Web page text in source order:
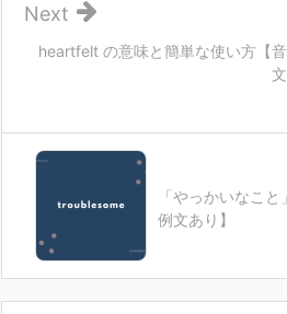
heartfelt の意味と簡単な使い方【
Next
「やっかいなこ
例文あり】